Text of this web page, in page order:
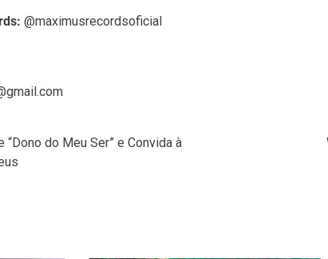
@maximusrecordsoficial
“Dono do Meu Ser” e Convida à